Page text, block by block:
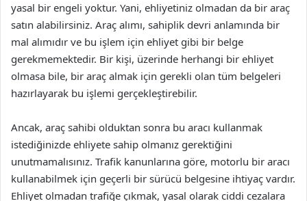
yasal bir engeli yoktur. Yani, ehliyetiniz olmadan da bir araç
satın alabilirsiniz. Araç alımı, sahiplik devri anlamında bir
mal alımıdır ve bu işlem için ehliyet gibi bir belge
gerekmemektedir. Bir kişi, üzerinde herhangi bir ehliyet
olmasa bile, bir araç almak için gerekli olan tüm belgeleri
hazırlayarak bu işlemi gerçekleştirebilir.
Ancak, araç sahibi olduktan sonra bu aracı kullanmak
istediğinizde ehliyete sahip olmanız gerektiğini
unutmamalısınız. Trafik kanunlarına göre, motorlu bir aracı
kullanabilmek için geçerli bir sürücü belgesine ihtiyaç vardır.
Ehliyet olmadan trafiğe çıkmak, yasal olarak ciddi cezalara